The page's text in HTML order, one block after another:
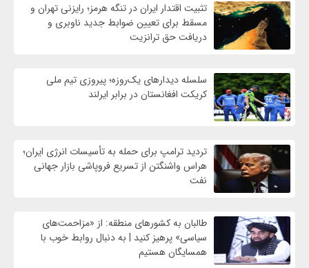
تثبیت اقتدار ایران در تنگه هرمز؛ رایزنی تهران و
مسقط برای تعیین ضوابط جدید ناوبری و
دریافت حق ترانزیت
سلسله دیدارهای یک‌روزه؛ پیروزی تیم ملی
کریکت افغانستان در برابر ایرلند
تردید ترامپ برای حمله به تأسیسات انرژی ایران؛
هراس واشنگتن از تسریع فروپاشی بازار جهانی
نفت
طالبان به کشورهای منطقه: از «مزاحمت‌های
سیاسی» پرهیز کنید | به دنبال روابط خوب با
همسایگان هستیم